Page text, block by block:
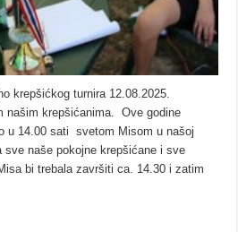
krepšićkog turnira 12.08.2025.
našim krepšićanima. Ove godine
u 14.00 sati svetom Misom u našoj
naše pokojne krepšićane i sve
bi trebala završiti ca. 14.30 i zatim